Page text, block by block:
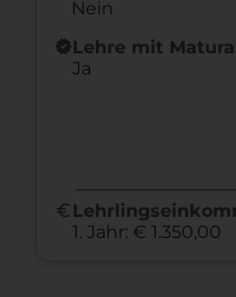
Nein
new_releasesLehre mit
Ja
euro
1. Jahr: € 1.350,00